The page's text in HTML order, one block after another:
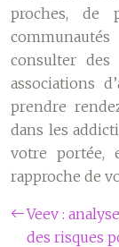
proches, de
consulter des
associations
prendre
dans les
votre portée,
rapproche de
Veev :
des risques